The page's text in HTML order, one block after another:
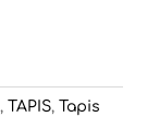
,TAPIS,Tapis